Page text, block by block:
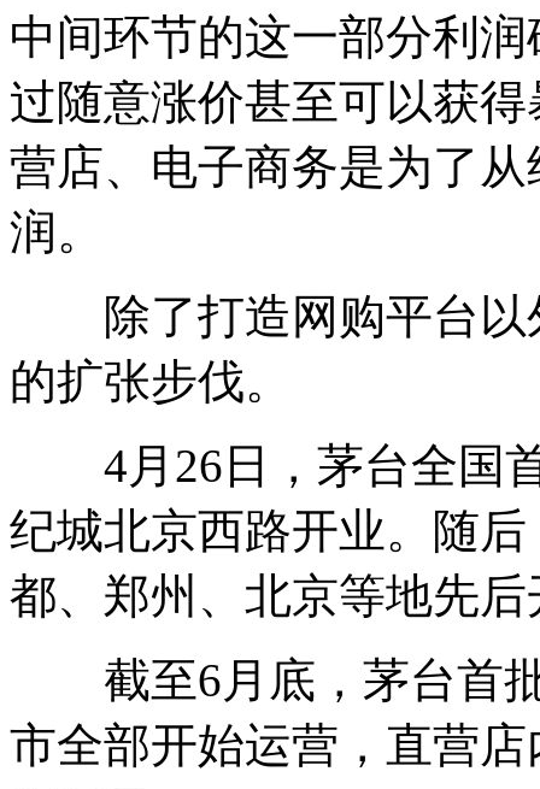
中间环节的这一部分利
过随意涨价甚至可以获
营店、电子商务是为了
润。
除了打造网购平台以
的扩张步伐。
4月26日，茅台全国首
纪城北京西路开业。随
都、郑州、北京等地先
截至6月底，茅台首批
市全部开始运营，直营